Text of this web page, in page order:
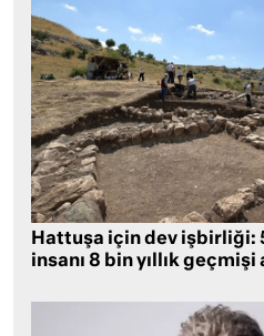
Hattuşa için dev işbirliği:
insanı 8 bin yıllık geçmişi